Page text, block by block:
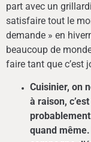
part avec un
satisfaire tout le
demande » en
beaucoup de
faire tant que c’est
Cuisinier, on
à raison,
quand